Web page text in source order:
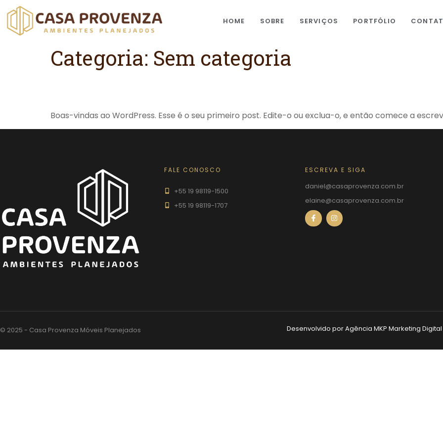
HOME SOBRE SERVIÇOS PORTFÓLIO
Categoria: Sem categoria
Boas-vindas ao WordPress. Esse é o seu primeiro post. Edite-o ou exclua-o, e então comece a
FALE CONOSCO
+55 19 98119-1500
+55 19 98119-1707
ESCREVA E SIGA
daniel@casaprovenza.com.br
elaine@casaprovenza.com.br
© 2025 - Casa Provenza Móveis Planejados Desenvolvido por Agência MKP Marketing Digital